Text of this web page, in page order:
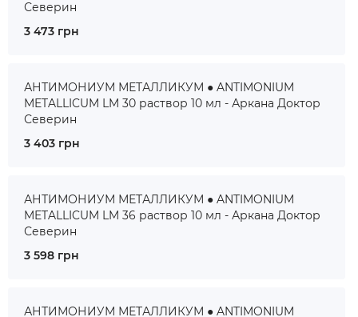
Северин
3 473 грн
АНТИМОНИУМ МЕТАЛЛИКУМ ● ANTIMONIUM
METALLICUM LM 30 раствор 10 мл - Аркана Доктор
Северин
3 403 грн
АНТИМОНИУМ МЕТАЛЛИКУМ ● ANTIMONIUM
METALLICUM LM 36 раствор 10 мл - Аркана Доктор
Северин
3 598 грн
АНТИМОНИУМ МЕТАЛЛИКУМ ● ANTIMONIUM